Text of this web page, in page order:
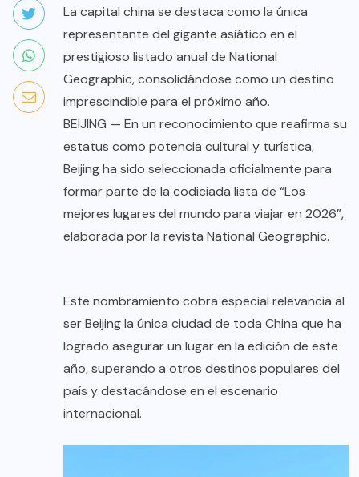
La capital china se destaca como la única
representante del gigante asiático en el
prestigioso listado anual de National
Geographic, consolidándose como un destino
imprescindible para el próximo año.
BEIJING — En un reconocimiento que reafirma su
estatus como potencia cultural y turística,
Beijing ha sido seleccionada oficialmente para
formar parte de la codiciada lista de “Los
mejores lugares del mundo para viajar en 2026”,
elaborada por la revista National Geographic.
Este nombramiento cobra especial relevancia al
ser Beijing la única ciudad de toda China que ha
logrado asegurar un lugar en la edición de este
año, superando a otros destinos populares del
país y destacándose en el escenario
internacional.